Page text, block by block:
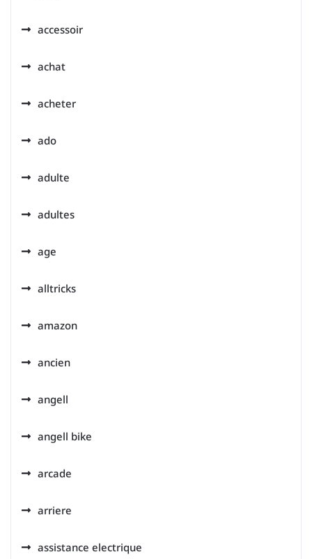
accessoir
achat
acheter
ado
adulte
adultes
age
alltricks
amazon
ancien
angell
angell bike
arcade
arriere
assistance electrique